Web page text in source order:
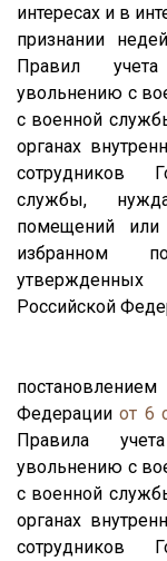
интересах и в
признании
Правил
увольнению с
с военной
органах
сотрудников
службы,
помещений
избранном
утвержденных
Российской
Федерацииот 6
Правила
увольнению с
с военной
органах
сотрудников